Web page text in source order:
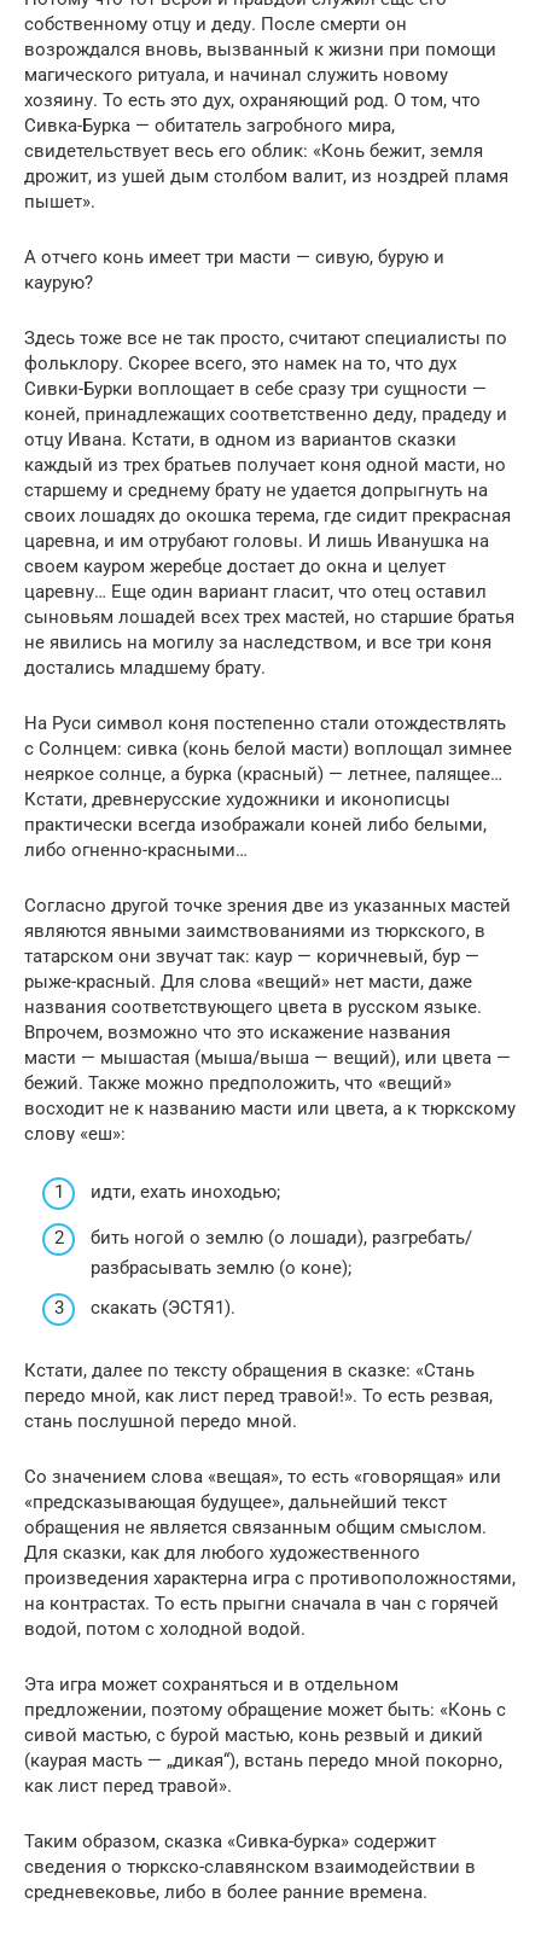
собственному отцу и деду. После смерти он
возрождался вновь, вызванный к жизни при помощи
магического ритуала, и начинал служить новому
хозяину. То есть это дух, охраняющий род. О том, что
Сивка-Бурка — обитатель загробного мира,
свидетельствует весь его облик: «Конь бежит, земля
дрожит, из ушей дым столбом валит, из ноздрей пламя
пышет».
А отчего конь имеет три масти — сивую, бурую и
каурую?
Здесь тоже все не так просто, считают специалисты по
фольклору. Скорее всего, это намек на то, что дух
Сивки-Бурки воплощает в себе сразу три сущности —
коней, принадлежащих соответственно деду, прадеду и
отцу Ивана. Кстати, в одном из вариантов сказки
каждый из трех братьев получает коня одной масти, но
старшему и среднему брату не удается допрыгнуть на
своих лошадях до окошка терема, где сидит прекрасная
царевна, и им отрубают головы. И лишь Иванушка на
своем кауром жеребце достает до окна и целует
царевну… Еще один вариант гласит, что отец оставил
сыновьям лошадей всех трех мастей, но старшие братья
не явились на могилу за наследством, и все три коня
достались младшему брату.
На Руси символ коня постепенно стали отождествлять
с Солнцем: сивка (конь белой масти) воплощал зимнее
неяркое солнце, а бурка (красный) — летнее, палящее…
Кстати, древнерусские художники и иконописцы
практически всегда изображали коней либо белыми,
либо огненно-красными…
Согласно другой точке зрения две из указанных мастей
являются явными заимствованиями из тюркского, в
татарском они звучат так: каур — коричневый, бур —
рыже-красный. Для слова «вещий» нет масти, даже
названия соответствующего цвета в русском языке.
Впрочем, возможно что это искажение названия
масти — мышастая (мыша/выша — вещий), или цвета —
бежий. Также можно предположить, что «вещий»
восходит не к названию масти или цвета, а к тюркскому
слову «еш»:
идти, ехать иноходью;
бить ногой о землю (о лошади), разгребать/
разбрасывать землю (о коне);
скакать (ЭСТЯ1).
Кстати, далее по тексту обращения в сказке: «Стань
передо мной, как лист перед травой!». То есть резвая,
стань послушной передо мной.
Со значением слова «вещая», то есть «говорящая» или
«предсказывающая будущее», дальнейший текст
обращения не является связанным общим смыслом.
Для сказки, как для любого художественного
произведения характерна игра с противоположностями,
на контрастах. То есть прыгни сначала в чан с горячей
водой, потом с холодной водой.
Эта игра может сохраняться и в отдельном
предложении, поэтому обращение может быть: «Конь с
сивой мастью, с бурой мастью, конь резвый и дикий
(каурая масть — „дикая“), встань передо мной покорно,
как лист перед травой».
Таким образом, сказка «Сивка-бурка» содержит
сведения о тюркско-славянском взаимодействии в
средневековье, либо в более ранние времена.